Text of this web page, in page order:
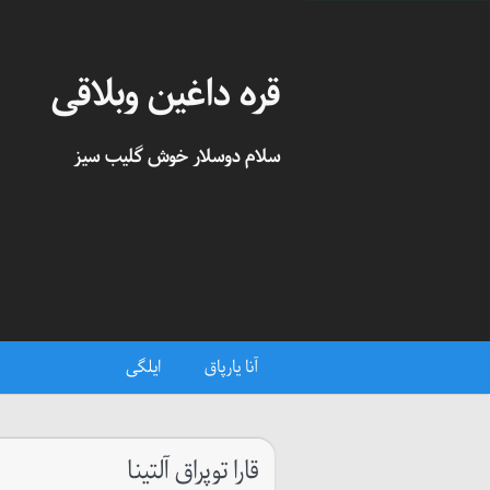
قره داغین وبلاقی
سلام دوسلار خوش گلیب سیز
آنا یارپاق ایلگی
قارا توپراق آلتینا